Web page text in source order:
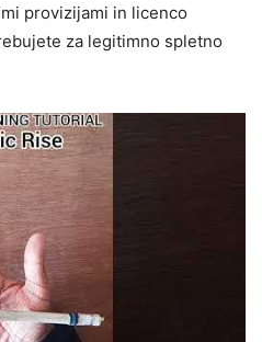
provizijami in licenco
za legitimno spletno